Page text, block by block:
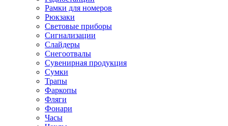
Рамки для номеров
Рюкзаки
Световые приборы
Сигнализации
Слайдеры
Снегоотвалы
Сувенирная продукция
Сумки
Трапы
Фаркопы
Фляги
Фонари
Часы